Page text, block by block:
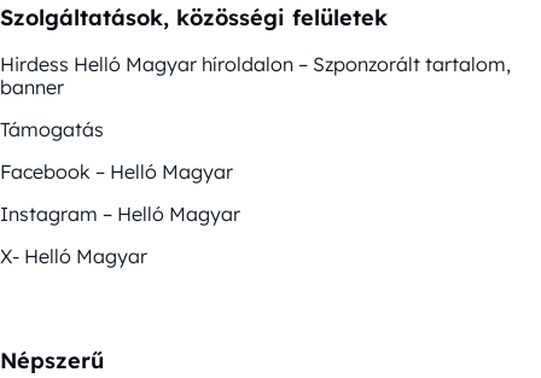
Szolgáltatások, közösségi felületek
Hirdess Helló Magyar híroldalon – Szponzorált tartalom,
banner
Támogatás
Facebook – Helló Magyar
Instagram – Helló Magyar
X- Helló Magyar
Népszerű